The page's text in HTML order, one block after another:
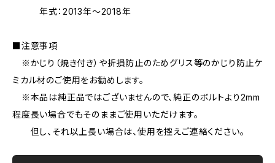
年式：2013年〜2018年
■注意事項
※かじり（焼き付き）や折損防止のためグリス等のかじり防止ケ
ミカル材のご使用をお勧めします。
※本品は純正品ではございませんので、純正のボルトより2mm
程度長い場合でもそのままご使用いただけます。
但し、それ以上長い場合は、使用を控えご連絡ください。